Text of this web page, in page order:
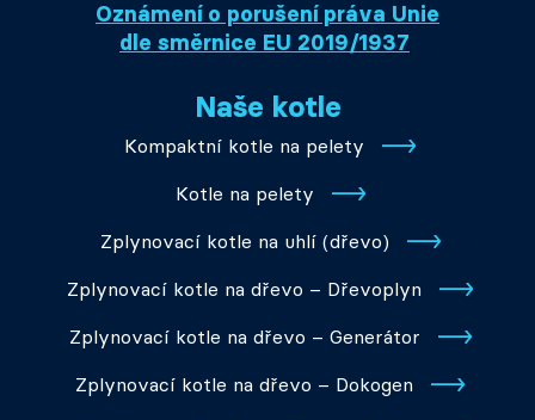
Oznámení o porušení práva Unie
dle směrnice EU 2019/1937
Naše kotle
Kompaktní kotle na pelety
Kotle na pelety
Zplynovací kotle na uhlí (dřevo)
Zplynovací kotle na dřevo – Dřevoplyn
Zplynovací kotle na dřevo – Generátor
Zplynovací kotle na dřevo – Dokogen